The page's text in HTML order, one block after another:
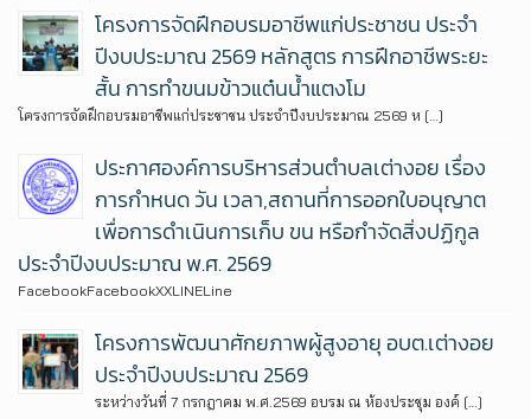
โครงการจัดฝึกอบรมอาชีพแก่ประชาชน ประจำ
ปีงบประมาณ 2569 หลักสูตร การฝึกอาชีพระยะ
สั้น การทำขนมข้าวแต๋นน้ำแตงโม
โครงการจัดฝึกอบรมอาชีพแก่ประชาชน ประจำปีงบประมาณ 2569 ห […]
ประกาศองค์การบริหารส่วนตำบลเต่างอย เรื่อง
การกำหนด วัน เวลา,สถานที่การออกใบอนุญาต
เพื่อการดำเนินการเก็บ ขน หรือกำจัดสิ่งปฏิกูล
ประจำปีงบประมาณ พ.ศ. 2569
FacebookFacebookXXLINELine
โครงการพัฒนาศักยภาพผู้สูงอายุ อบต.เต่างอย
ประจำปีงบประมาณ 2569
ระหว่างวันที่ 7 กรกฎาคม พ.ศ.2569 อบรม ณ ห้องประชุม องค์ […]